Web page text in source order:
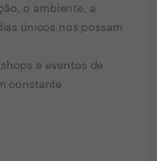
o ambiente, a
únicos nos possam
e eventos de
constante